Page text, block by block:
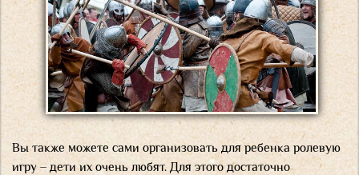
Вы также можете сами организовать для ребенка ролевую
игру – дети их очень любят. Для этого достаточно